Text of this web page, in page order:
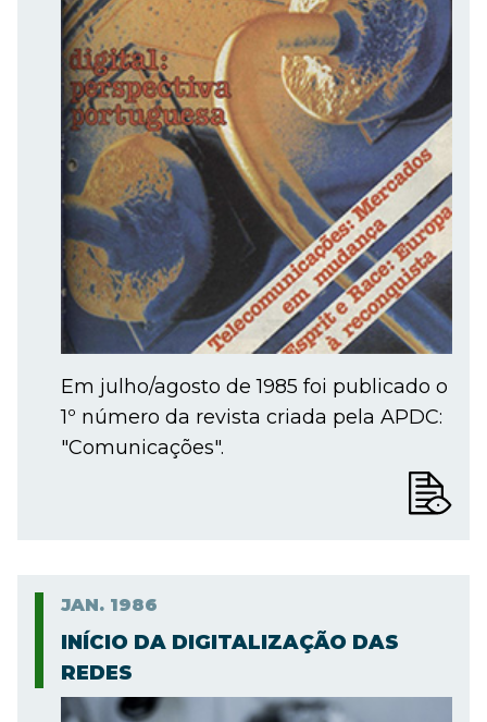
Em julho/agosto de 1985 foi publicado o
1º número da revista criada pela APDC:
"Comunicações".
JAN. 1986
INÍCIO DA DIGITALIZAÇÃO DAS
REDES